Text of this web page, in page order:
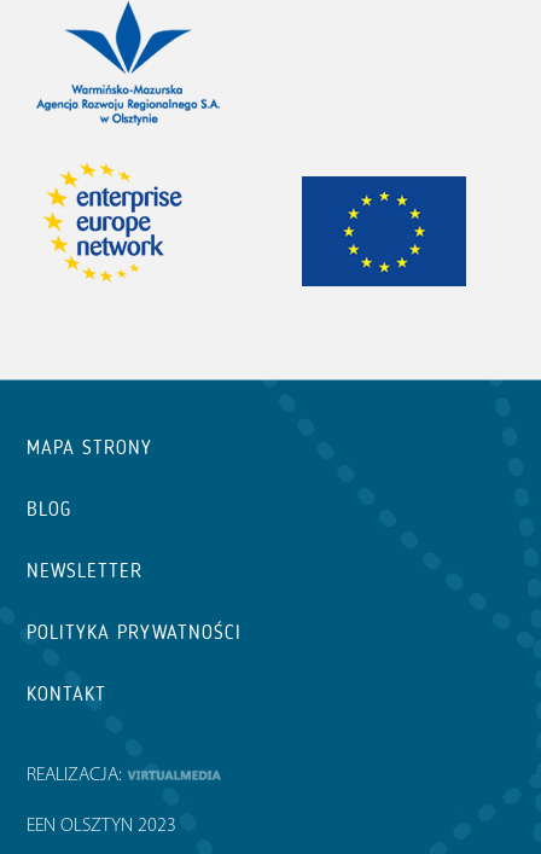
MAPA STRONY
BLOG
NEWSLETTER
POLITYKA PRYWATNOŚCI
KONTAKT
REALIZACJA:
EEN OLSZTYN 2023